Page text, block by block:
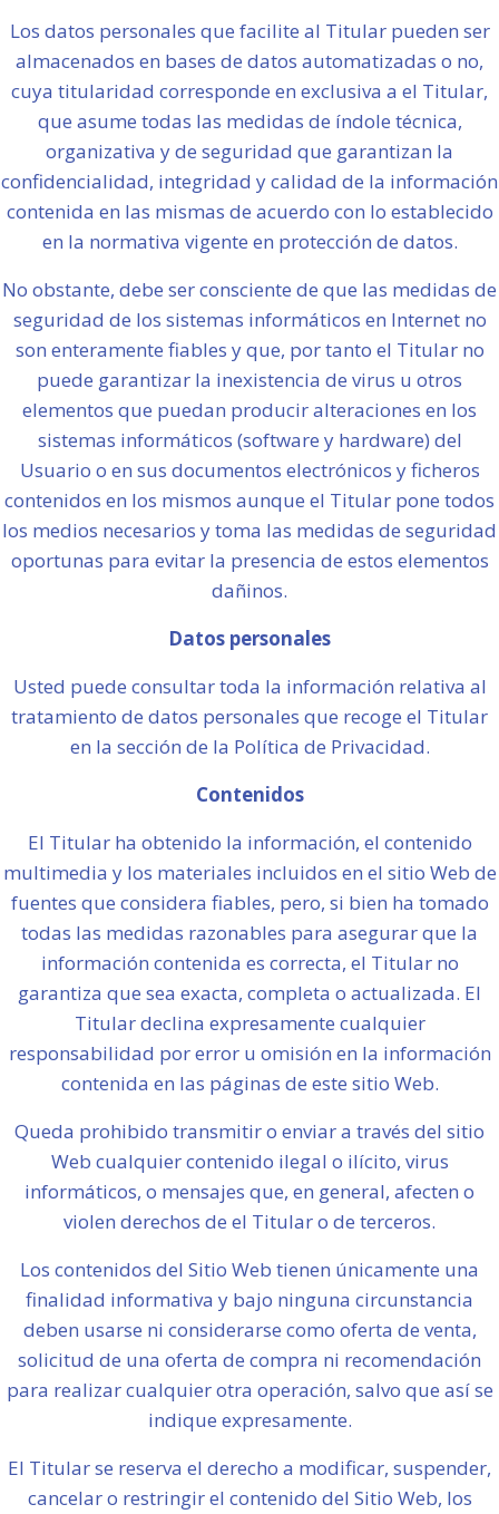
Los datos personales que facilite al Titular pueden ser
almacenados en bases de datos automatizadas o no,
cuya titularidad corresponde en exclusiva a el Titular,
que asume todas las medidas de índole técnica,
organizativa y de seguridad que garantizan la
confidencialidad, integridad y calidad de la información
contenida en las mismas de acuerdo con lo establecido
en la normativa vigente en protección de datos.
No obstante, debe ser consciente de que las medidas de
seguridad de los sistemas informáticos en Internet no
son enteramente fiables y que, por tanto el Titular no
puede garantizar la inexistencia de virus u otros
elementos que puedan producir alteraciones en los
sistemas informáticos (software y hardware) del
Usuario o en sus documentos electrónicos y ficheros
contenidos en los mismos aunque el Titular pone todos
los medios necesarios y toma las medidas de seguridad
oportunas para evitar la presencia de estos elementos
dañinos.
Datos personales
Usted puede consultar toda la información relativa al
tratamiento de datos personales que recoge el Titular
en la sección de la Política de Privacidad.
Contenidos
El Titular ha obtenido la información, el contenido
multimedia y los materiales incluidos en el sitio Web de
fuentes que considera fiables, pero, si bien ha tomado
todas las medidas razonables para asegurar que la
información contenida es correcta, el Titular no
garantiza que sea exacta, completa o actualizada. El
Titular declina expresamente cualquier
responsabilidad por error u omisión en la información
contenida en las páginas de este sitio Web.
Queda prohibido transmitir o enviar a través del sitio
Web cualquier contenido ilegal o ilícito, virus
informáticos, o mensajes que, en general, afecten o
violen derechos de el Titular o de terceros.
Los contenidos del Sitio Web tienen únicamente una
finalidad informativa y bajo ninguna circunstancia
deben usarse ni considerarse como oferta de venta,
solicitud de una oferta de compra ni recomendación
para realizar cualquier otra operación, salvo que así se
indique expresamente.
El Titular se reserva el derecho a modificar, suspender,
cancelar o restringir el contenido del Sitio Web, los